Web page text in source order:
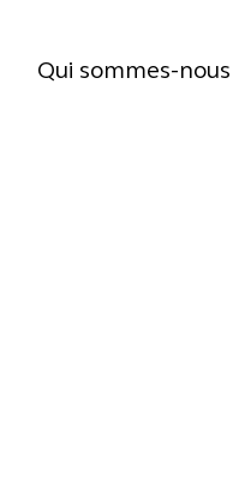
Qui sommes-nous